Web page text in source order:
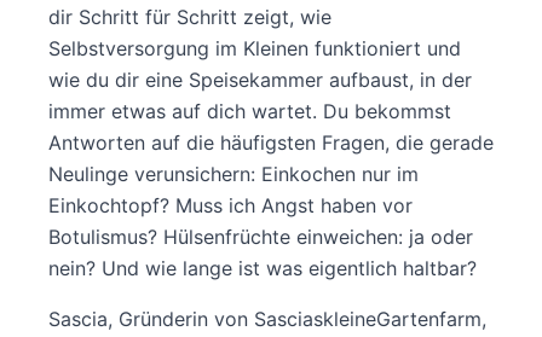
dir Schritt für Schritt zeigt, wie
Selbstversorgung im Kleinen funktioniert und
wie du dir eine Speisekammer aufbaust, in der
immer etwas auf dich wartet. Du bekommst
Antworten auf die häufigsten Fragen, die gerade
Neulinge verunsichern: Einkochen nur im
Einkochtopf? Muss ich Angst haben vor
Botulismus? Hülsenfrüchte einweichen: ja oder
nein? Und wie lange ist was eigentlich haltbar?
Sascia, Gründerin von SasciaskleineGartenfarm,